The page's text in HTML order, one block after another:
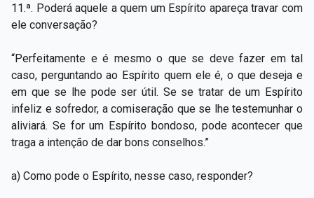
11.ª. Poderá aquele a quem um Espírito apareça travar com
ele conversação?
“Perfeitamente e é mesmo o que se deve fazer em tal
caso, perguntando ao Espírito quem ele é, o que deseja e
em que se lhe pode ser útil. Se se tratar de um Espírito
infeliz e sofredor, a comiseração que se lhe testemunhar o
aliviará. Se for um Espírito bondoso, pode acontecer que
traga a intenção de dar bons conselhos.”
a) Como pode o Espírito, nesse caso, responder?